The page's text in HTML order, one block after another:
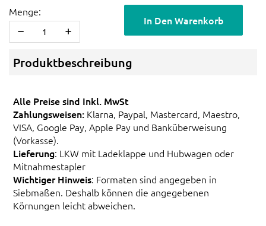
Menge:
In Den Warenkorb
Produktbeschreibung
Alle Preise sind Inkl. MwSt
Zahlungsweisen: Klarna, Paypal, Mastercard, Maestro,
VISA, Google Pay, Apple Pay und Banküberweisung
(Vorkasse).
Lieferung: LKW mit Ladeklappe und Hubwagen oder
Mitnahmestapler
Wichtiger Hinweis: Formaten sind angegeben in
Siebmaßen. Deshalb können die angegebenen
Körnungen leicht abweichen.